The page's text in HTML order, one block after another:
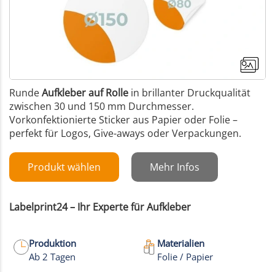
RundeAufkleber auf Rolle in brillanter Druckqualität
zwischen 30 und 150 mm Durchmesser.
Vorkonfektionierte Sticker aus Papier oder Folie –
perfekt für Logos, Give-aways oder Verpackungen.
Produkt wählen Mehr Infos
Labelprint24 – Ihr Experte für Aufkleber
Produktion
Ab 2 Tagen
Materialien
Folie / Papier